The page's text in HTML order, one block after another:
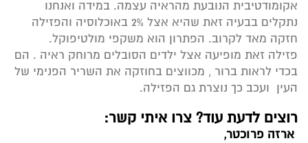
אקומודטיבית הנובעת מהראיה עצמה. במידה ואנחנו
נתקלים בבעיה זאת שהיא אצל 2% באוכלוסיה והפזילה
חזקה מאד לקרוב. הפתרון הוא משקפי מולטיפוקל.
פזילה זאת מופיעה אצל ילדים הסובלים מרוחק ראיה . הם
בכדי לראות ברור , מכווצים בחוזקה את השריר הפנימי של
העין ועכב כך נוצרת גם הפזילה.
רוצים לדעת עוד? צרו איתי קשר:
ארזה פרוכטר,